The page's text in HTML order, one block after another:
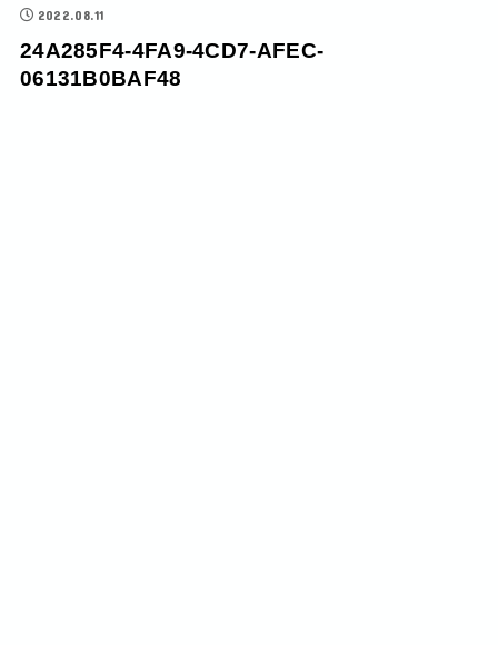
2022.08.11
24A285F4-4FA9-4CD7-AFEC-
06131B0BAF48